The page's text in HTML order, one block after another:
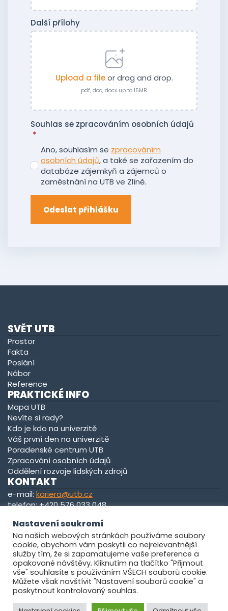
Další přílohy
Upload a fileor drag and drop.
pdf, doc, docx up to 15MB
Souhlas se zpracováním osobních údajů
*
Ano, souhlasím se zpracováním
osobních údajů, a také se zařazením do
databáze zájemkyň a zájemců o
zaměstnání na UTB ve Zlíně.
Odeslat přihlášku
SVĚT UTB
Prostor
Fakta
Poslání
Nábor
Reference
PRAKTICKÉ INFO
Mapa UTB
Nevíte si rady?
Kdo je kdo na univerzitě
Váš první den na univerzitě
Poradenské centrum UTB
Zpracování osobních údajů
Oddělení rozvoje lidských zdrojů
KONTAKT
e-mail: kariera@utb.cz
telefon: +420 576 033 048
Zobrazit na mapě
© 2026Univerzita Tomáše Bati ve Zlíně. Všechna práva
Nastavení soukromí
Na našich webových stránkách používáme soubory
cookie, abychom vám poskytli co nejrelevantnější
služby tím, že si zapamatujeme vaše preference a
opakované návštěvy. Kliknutím na tlačítko "Přijmout
vše" souhlasíte s používáním VŠECH souborů cookie.
Můžete však navštívit "Nastavení souborů cookie" a
poskytnout kontrolovaný souhlas.